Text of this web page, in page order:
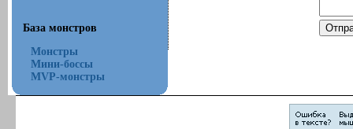
База монстров
Монстры
Мини-боссы
MVP-монстры